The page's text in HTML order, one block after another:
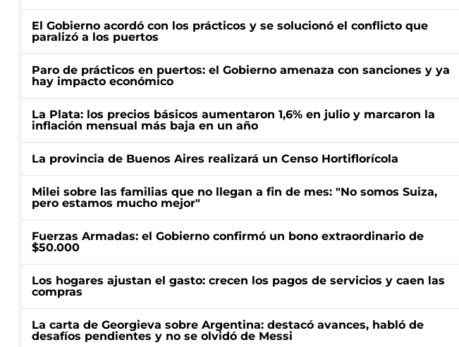
El Gobierno acordó con los prácticos y se solucionó el conflicto que
paralizó a los puertos
Paro de prácticos en puertos: el Gobierno amenaza con sanciones y ya
hay impacto económico
La Plata: los precios básicos aumentaron 1,6% en julio y marcaron la
inflación mensual más baja en un año
La provincia de Buenos Aires realizará un Censo Hortiflorícola
Milei sobre las familias que no llegan a fin de mes: "No somos Suiza,
pero estamos mucho mejor"
Fuerzas Armadas: el Gobierno confirmó un bono extraordinario de
$50.000
Los hogares ajustan el gasto: crecen los pagos de servicios y caen las
compras
La carta de Georgieva sobre Argentina: destacó avances, habló de
desafíos pendientes y no se olvidó de Messi